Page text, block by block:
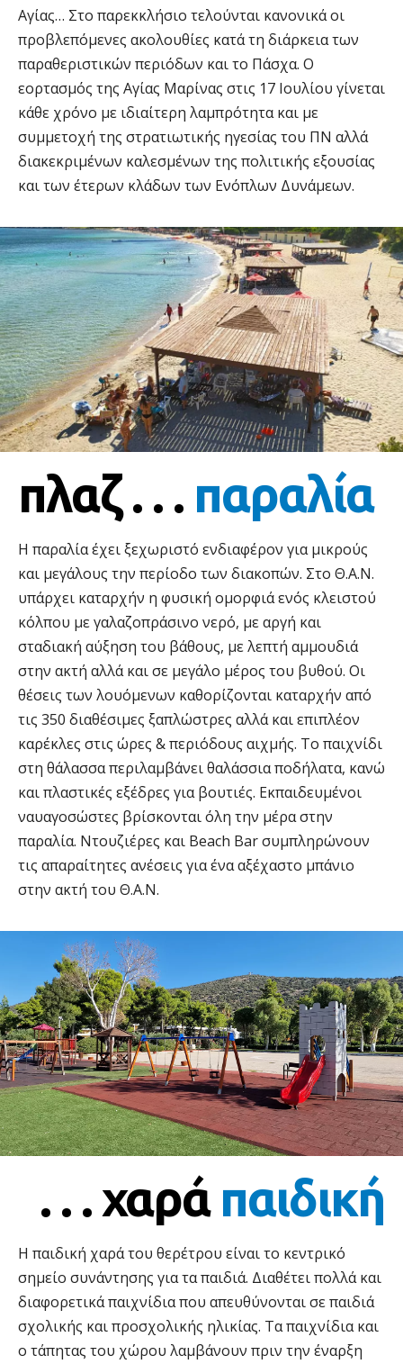
Αγίας… Στο παρεκκλήσιο τελούνται κανονικά οι
προβλεπόμενες ακολουθίες κατά τη διάρκεια των
παραθεριστικών περιόδων και το Πάσχα. Ο
εορτασμός της Αγίας Μαρίνας στις 17 Ιουλίου γίνεται
κάθε χρόνο με ιδιαίτερη λαμπρότητα και με
συμμετοχή της στρατιωτικής ηγεσίας του ΠΝ αλλά
διακεκριμένων καλεσμένων της πολιτικής εξουσίας
και των έτερων κλάδων των Ενόπλων Δυνάμεων.
Η παραλία έχει ξεχωριστό ενδιαφέρον για μικρούς
και μεγάλους την περίοδο των διακοπών. Στο Θ.Α.Ν.
υπάρχει καταρχήν η φυσική ομορφιά ενός κλειστού
κόλπου με γαλαζοπράσινο νερό, με αργή και
σταδιακή αύξηση του βάθους, με λεπτή αμμουδιά
στην ακτή αλλά και σε μεγάλο μέρος του βυθού. Οι
θέσεις των λουόμενων καθορίζονται καταρχήν από
τις 350 διαθέσιμες ξαπλώστρες αλλά και επιπλέον
καρέκλες στις ώρες & περιόδους αιχμής. Το παιχνίδι
στη θάλασσα περιλαμβάνει θαλάσσια ποδήλατα, κανώ
και πλαστικές εξέδρες για βουτιές. Εκπαιδευμένοι
ναυαγοσώστες βρίσκονται όλη την μέρα στην
παραλία. Ντουζιέρες και Beach Bar συμπληρώνουν
τις απαραίτητες ανέσεις για ένα αξέχαστο μπάνιο
στην ακτή του Θ.Α.Ν.
πλαζ . . . παραλία
. . . χαρά παιδική
Η παιδική χαρά του θερέτρου είναι το κεντρικό
σημείο συνάντησης για τα παιδιά. Διαθέτει πολλά και
διαφορετικά παιχνίδια που απευθύνονται σε παιδιά
σχολικής και προσχολικής ηλικίας. Τα παιχνίδια και
ο τάπητας του χώρου λαμβάνουν πριν την έναρξη